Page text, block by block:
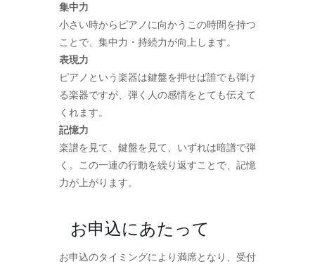
集中力
小さい時からピアノに向かうこの時間を持つ
ことで、集中力・持続力が向上します。
表現力
ピアノという楽器は鍵盤を押せば誰でも弾け
る楽器ですが、弾く人の感情をとても伝えて
くれます。
記憶力
楽譜を見て、鍵盤を見て、いずれは暗譜で弾
く。この一連の行動を繰り返すことで、記憶
力が上がります。
お申込にあたって
お申込のタイミングにより満席となり、受付